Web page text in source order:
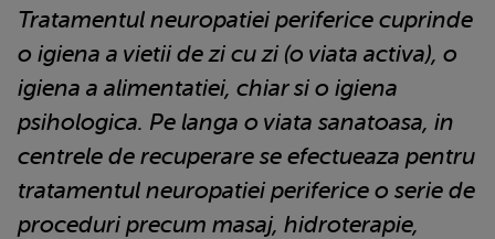
Tratamentul neuropatiei periferice cuprinde
o igiena a vietii de zi cu zi (o viata activa), o
igiena a alimentatiei, chiar si o igiena
psihologica. Pe langa o viata sanatoasa, in
centrele de recuperare se efectueaza pentru
tratamentul neuropatiei periferice o serie de
proceduri precum masaj, hidroterapie,